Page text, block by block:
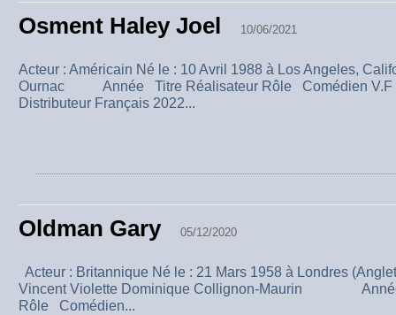
Osment Haley Joel 10/06/2021
Acteur : Américain Né le : 10 Avril 1988 à Los Angeles,
Ournac Année Titre Réalisateur Rôle Comédien V.F
Distributeur Français 2022...
Oldman Gary 05/12/2020
Acteur : Britannique Né le : 21 Mars 1958 à Londres
Vincent Violette Dominique Collignon-Maurin
Rôle Comédien...